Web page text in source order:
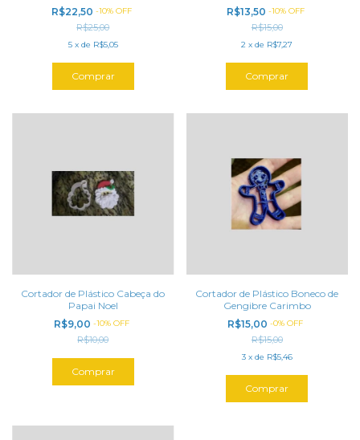
R$22,50 -10% OFF
R$25,00
5 x de R$5,05
R$13,50 -10% OFF
R$15,00
2 xde R$7,27
Cortador de Plástico Cabeça do
Papai Noel
R$9,00 -10% OFF
R$10,00
Cortador de Plástico Boneco de
Gengibre Carimbo
R$15,00-0%OFF
R$15,00
3 x de R$5,46